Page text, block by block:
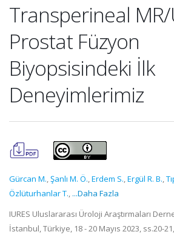
Transperineal MR/
Prostat Füzyon
Biyopsisindeki İlk
Deneyimlerimiz
Gürcan M.,Şanlı M. Ö.,Erdem S.,Ergül R. B.,
Özlüturhanlar T., ...Daha Fazla
IURES Uluslararası Üroloji Araştırmaları
İstanbul, Türkiye, 18 - 20 Mayıs 2023, ss.20-